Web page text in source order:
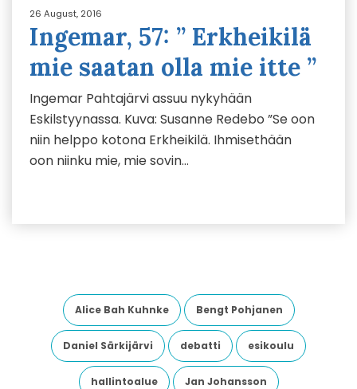
26 August, 2016
Ingemar, 57: ” Erkheikilä
mie saatan olla mie itte ”
Ingemar Pahtajärvi assuu nykyhään
Eskilstyynassa. Kuva: Susanne Redebo ”Se oon
niin helppo kotona Erkheikilä. Ihmisethään
oon niinku mie, mie sovin…
Alice Bah Kuhnke Bengt Pohjanen
Daniel Särkijärvi debatti esikoulu
hallintoalue Jan Johansson